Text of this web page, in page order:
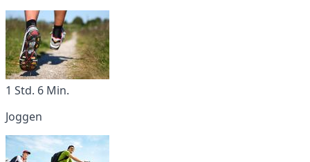
1 Std. 6 Min.
Joggen